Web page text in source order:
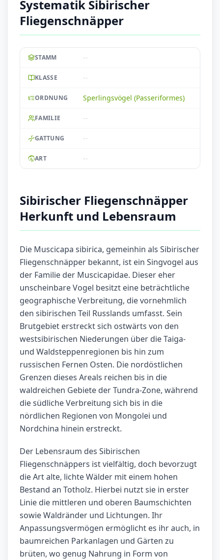
Systematik Sibirischer
Fliegenschnäpper
STAMM --
KLASSE --
ORDNUNG Sperlingsvögel (Passeriformes)
FAMILIE --
GATTUNG --
ART --
Sibirischer Fliegenschnäpper
Herkunft und Lebensraum
Die Muscicapa sibirica, gemeinhin als Sibirischer
Fliegenschnäpper bekannt, ist ein Singvogel aus
der Familie der Muscicapidae. Dieser eher
unscheinbare Vogel besitzt eine beträchtliche
geographische Verbreitung, die vornehmlich
den sibirischen Teil Russlands umfasst. Sein
Brutgebiet erstreckt sich ostwärts von den
westsibirischen Niederungen über die Taiga-
und Waldsteppenregionen bis hin zum
russischen Fernen Osten. Die nordöstlichen
Grenzen dieses Areals reichen bis in die
waldreichen Gebiete der Tundra-Zone, während
die südliche Verbreitung sich bis in die
nördlichen Regionen von Mongolei und
Nordchina hinein erstreckt.
Der Lebensraum des Sibirischen
Fliegenschnäppers ist vielfältig, doch bevorzugt
die Art alte, lichte Wälder mit einem hohen
Bestand an Totholz. Hierbei nutzt sie in erster
Linie die mittleren und oberen Baumschichten
sowie Waldränder und Lichtungen. Ihr
Anpassungsvermögen ermöglicht es ihr auch, in
baumreichen Parkanlagen und Gärten zu
brüten, wo genug Nahrung in Form von